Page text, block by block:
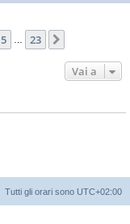
5 23
Vai a
Tutti gli orari sono UTC+02:00